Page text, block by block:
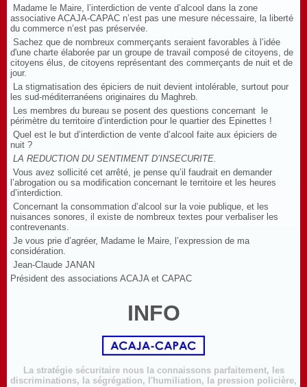
Madame le Maire, l’interdiction de vente d’alcool dans la zone
associative ACAJA-CAPAC n’est pas une mesure nécessaire, la liberté
du commerce n’est pas préservée.
Sachez que de nombreux commerçants seraient favorables à l’idée
d'une charte élaborée par un groupe de travail composé de citoyens, de
citoyens élus, de citoyens représentant des commerçants de nuit et de
jour.
La stigmatisation des épiciers de nuit devient intolérable, surtout pour
les sud-méditerranéens originaires du Maghreb.
Les membres du bureau se posent des questions concernant
le
périmètre du territoire d’interdiction pour le quartier des Epinettes !
Quel est le but d’interdiction de vente d’alcool faite aux épiciers de
nuit ?
LA REDUCTION DU SENTIMENT D’INSECURITE.
Vous avez sollicité cet arrêté, je pense qu’il faudrait en demander
l’abrogation ou sa modification concernant le territoire et les heures
d’interdiction.
Concernant la consommation d’alcool sur la voie publique, et les
nuisances sonores, il existe de nombreux textes pour verbaliser les
contrevenants.
Je vous prie d’agréer, Madame le Maire, l’expression de ma
considération.
Jean-Claude JANAN
Président des associations ACAJA et CAPAC
INFO
La stratégie sécuritaire nous la connaissons parfaitement, les
discriminations, la ségrégation, l'humiliation, la pression policière,